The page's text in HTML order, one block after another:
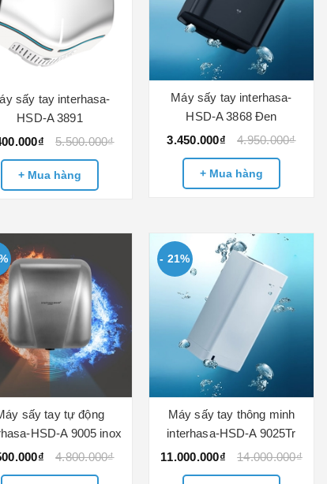
sấy tay interhasa-
HSD-A 3891
5.500.000₫
+ Mua hàng
Máy sấy tay interhasa-
HSD-A 3868 Đen
3.450.000₫
4.950.000₫
+ Mua hàng
sấy tay tự động
HSD-A 9005 inox
4.800.000₫
- 21%
Máy sấy tay thông minh
interhasa-HSD-A 9025Tr
11.000.000₫
14.000.000₫